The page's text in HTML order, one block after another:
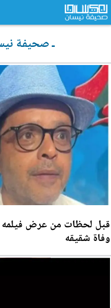
ـ صحيفة
قبل لحظات من عرض فيلمه
وفاة شقيقه